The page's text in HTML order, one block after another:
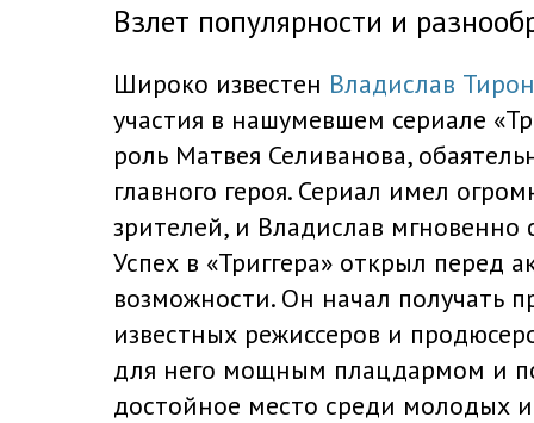
Взлет популярности и
Широко известен Владислав Тирон
участия в нашумевшем сериале
роль Матвея Селиванова,
главного героя. Сериал имел
зрителей, и Владислав мгновенно
Успех в «Триггера» открыл перед
возможности. Он начал получать
известных режиссеров и
для него мощным плацдармом и
достойное место среди молодых